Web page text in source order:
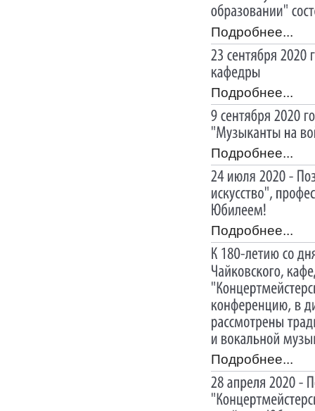
Подробнее...
Подробнее...
Подробнее...
Подробнее...
Подробнее...